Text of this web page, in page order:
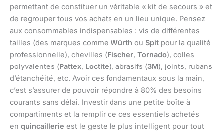
permettant de constituer un véritable « kit de secours » et
de regrouper tous vos achats en un lieu unique. Pensez
aux consommables indispensables : vis de différentes
tailles (des marques comme Würth ou Spit pour la qualité
professionnelle), chevilles (Fischer, Tornado), colles
polyvalentes (Pattex, Loctite), abrasifs (3M), joints, rubans
d’étanchéité, etc. Avoir ces fondamentaux sous la main,
c’est s’assurer de pouvoir répondre à 80% des besoins
courants sans délai. Investir dans une petite boîte à
compartiments et la remplir de ces essentiels achetés
en quincaillerie est le geste le plus intelligent pour tout